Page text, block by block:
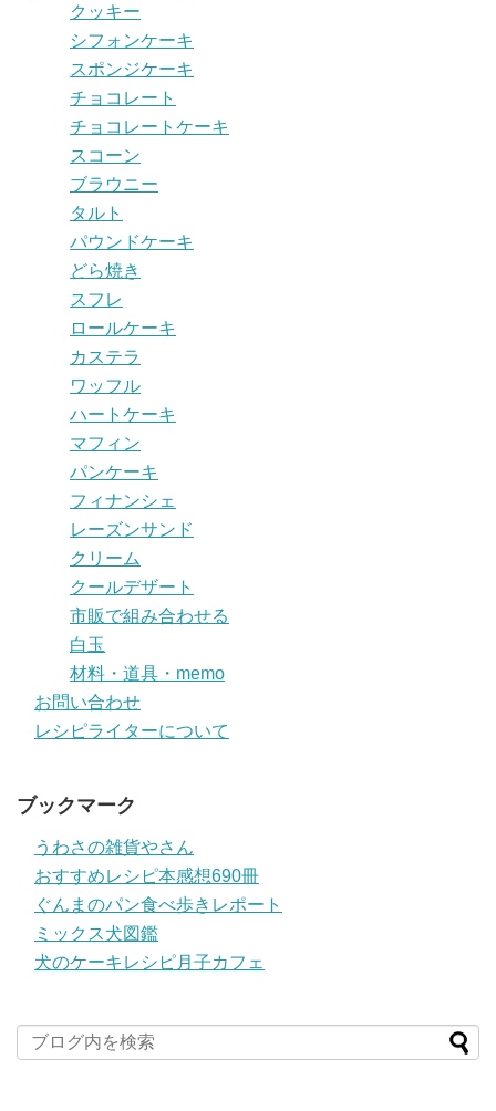
クッキー
シフォンケーキ
スポンジケーキ
チョコレート
チョコレートケーキ
スコーン
ブラウニー
タルト
パウンドケーキ
どら焼き
スフレ
ロールケーキ
カステラ
ワッフル
ハートケーキ
マフィン
パンケーキ
フィナンシェ
レーズンサンド
クリーム
クールデザート
市販で組み合わせる
白玉
材料・道具・memo
お問い合わせ
レシピライターについて
ブックマーク
うわさの雑貨やさん
おすすめレシピ本感想690冊
ぐんまのパン食べ歩きレポート
ミックス犬図鑑
犬のケーキレシピ月子カフェ